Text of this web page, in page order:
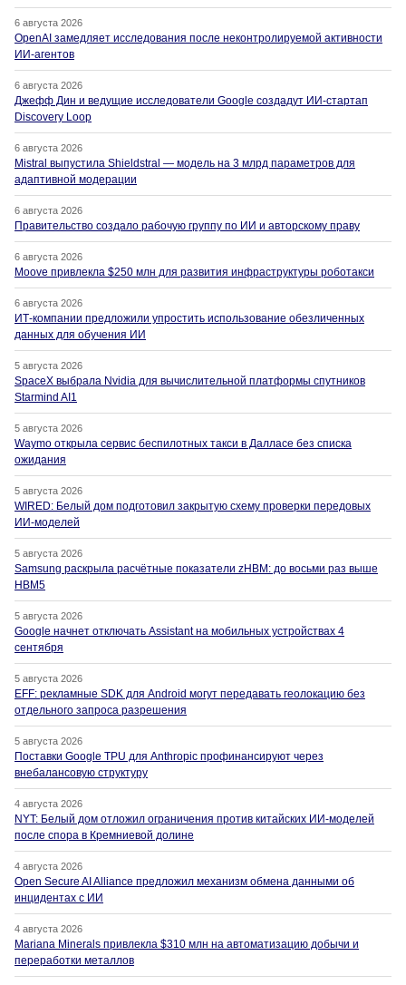
6 августа 2026
OpenAI замедляет исследования после неконтролируемой активности
ИИ-агентов
6 августа 2026
Джефф Дин и ведущие исследователи Google создадут ИИ-стартап
Discovery Loop
6 августа 2026
Mistral выпустила Shieldstral — модель на 3 млрд параметров для
адаптивной модерации
6 августа 2026
Правительство создало рабочую группу по ИИ и авторскому праву
6 августа 2026
Moove привлекла $250 млн для развития инфраструктуры роботакси
6 августа 2026
ИТ-компании предложили упростить использование обезличенных
данных для обучения ИИ
5 августа 2026
SpaceX выбрала Nvidia для вычислительной платформы спутников
Starmind AI1
5 августа 2026
Waymo открыла сервис беспилотных такси в Далласе без списка
ожидания
5 августа 2026
WIRED: Белый дом подготовил закрытую схему проверки передовых
ИИ-моделей
5 августа 2026
Samsung раскрыла расчётные показатели zHBM: до восьми раз выше
HBM5
5 августа 2026
Google начнет отключать Assistant на мобильных устройствах 4
сентября
5 августа 2026
EFF: рекламные SDK для Android могут передавать геолокацию без
отдельного запроса разрешения
5 августа 2026
Поставки Google TPU для Anthropic профинансируют через
внебалансовую структуру
4 августа 2026
NYT: Белый дом отложил ограничения против китайских ИИ-моделей
после спора в Кремниевой долине
4 августа 2026
Open Secure AI Alliance предложил механизм обмена данными об
инцидентах с ИИ
4 августа 2026
Mariana Minerals привлекла $310 млн на автоматизацию добычи и
переработки металлов